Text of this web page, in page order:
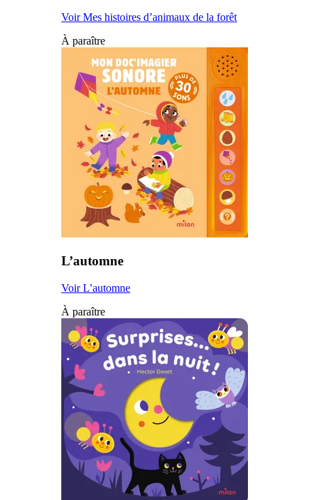
Voir Mes histoires d’animaux de la forêt
À paraître
L’automne
Voir L’automne
À paraître